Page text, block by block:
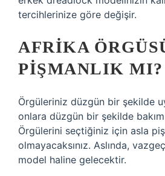
tercihlerinize göre değişir.
AFRIKA
PIŞMANLIK MI?
Örgüleriniz düzgün bir şekilde
onlara düzgün bir şekilde
Örgülerini seçtiğiniz için asla
olmayacaksınız. Aslında,
model haline gelecektir.